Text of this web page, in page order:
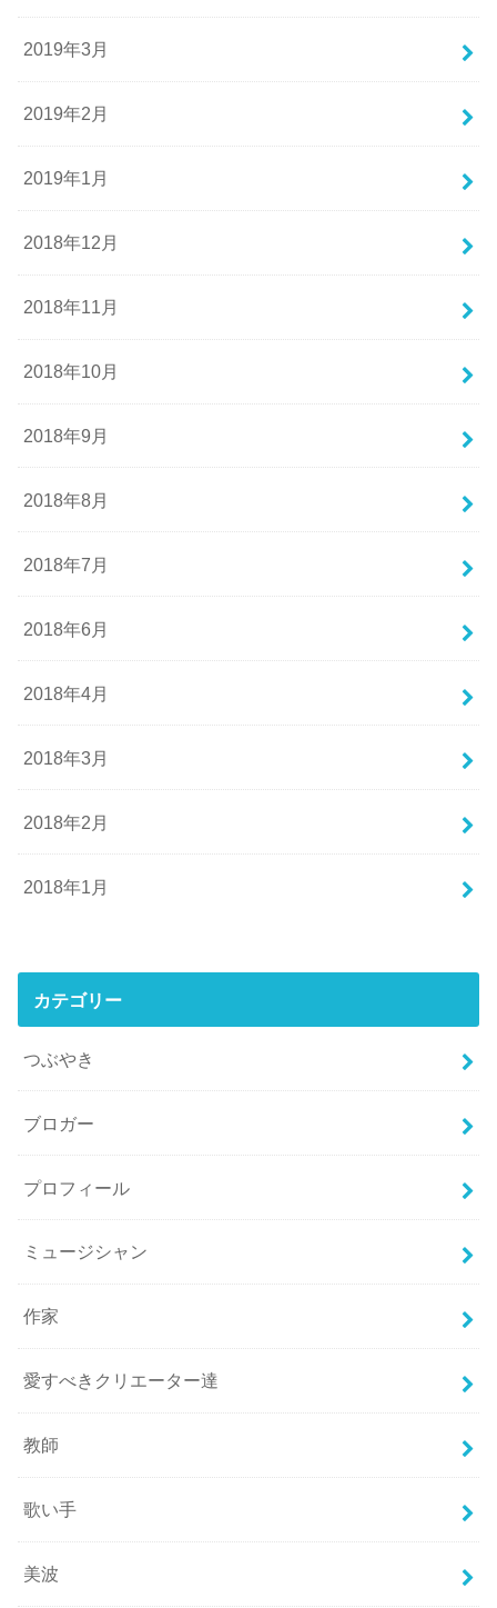
2019年3月
2019年2月
2019年1月
2018年12月
2018年11月
2018年10月
2018年9月
2018年8月
2018年7月
2018年6月
2018年4月
2018年3月
2018年2月
2018年1月
カテゴリー
つぶやき
ブロガー
プロフィール
ミュージシャン
作家
愛すべきクリエーター達
教師
歌い手
美波